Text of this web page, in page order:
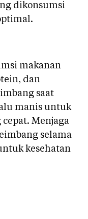
dikonsumsi
makanan
dan
saat
manis untuk
Menjaga
selama
kesehatan